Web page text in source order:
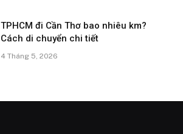
TPHCM đi Cần Thơ bao nhiêu km?
Cách di chuyển chi tiết
4 Tháng 5, 2026